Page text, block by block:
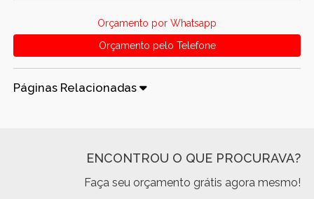
Orçamento por Whatsapp
Orçamento pelo Telefone
Páginas Relacionadas
ENCONTROU O QUE PROCURAVA?
Faça seu orçamento grátis agora mesmo!